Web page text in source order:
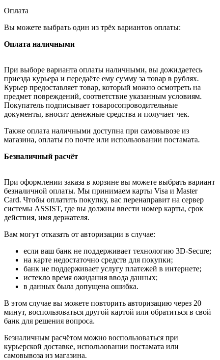
Оплата
Вы можете выбрать один из трёх вариантов оплаты:
Оплата наличными
При выборе варианта оплаты наличными, вы дожидаетесь
приезда курьера и передаёте ему сумму за товар в рублях.
Курьер предоставляет товар, который можно осмотреть на
предмет повреждений, соответствие указанным условиям.
Покупатель подписывает товаросопроводительные
документы, вносит денежные средства и получает чек.
Также оплата наличными доступна при самовывозе из
магазина, оплаты по почте или использовании постамата.
Безналичный расчёт
При оформлении заказа в корзине вы можете выбрать вариант
безналичной оплаты. Мы принимаем карты Visa и Master
Card. Чтобы оплатить покупку, вас перенаправит на сервер
системы ASSIST, где вы должны ввести номер карты, срок
действия, имя держателя.
Вам могут отказать от авторизации в случае:
если ваш банк не поддерживает технологию 3D-Secure;
на карте недостаточно средств для покупки;
банк не поддерживает услугу платежей в интернете;
истекло время ожидания ввода данных;
в данных была допущена ошибка.
В этом случае вы можете повторить авторизацию через 20
минут, воспользоваться другой картой или обратиться в свой
банк для решения вопроса.
Безналичным расчётом можно воспользоваться при
курьерской доставке, использовании постамата или
самовывоза из магазина.